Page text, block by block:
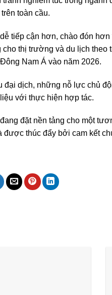
toàn cầu.
tiếp cận hơn, chào đón
thị trường và du lịch theo
Nam Á vào năm 2026.
dịch, những nỗ lực chủ
với thực hiện hợp tác.
đặt nền tảng cho một
thúc đẩy bởi cam kết